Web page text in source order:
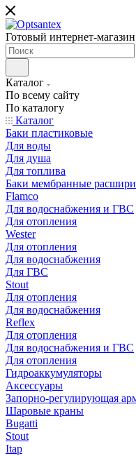
Готовый интернет-
Каталог
По всему сайту
По каталогу
Каталог
Баки пластиковые
Для воды
Для душа
Для топлива
Баки мембранные
Flamco
Для водоснабжения и ГВС
Для отопления
Wester
Для отопления
Для водоснабжения
Для ГВС
Stout
Для отопления
Для водоснабжения
Reflex
Для отопления
Для водоснабжения и ГВС
Для отопления
Гидроаккумуляторы
Аксессуары
Запорно-регулирующая
Шаровые краны
Bugatti
Stout
Itap